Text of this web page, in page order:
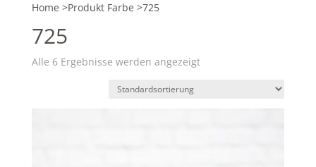
Home >Produkt Farbe >725
725
Alle 6 Ergebnisse werden angezeigt